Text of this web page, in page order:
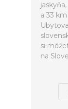
a 33
si
na